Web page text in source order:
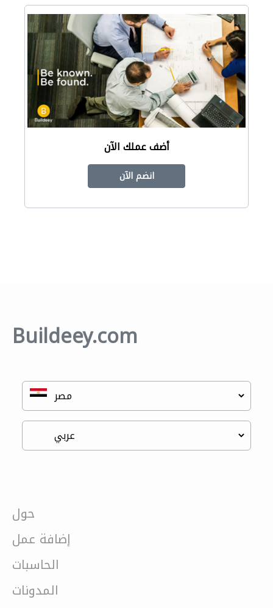
أضف عملك الآن
انضم الآن
Buildeey.com
حول
إضافة عمل
الحاسبات
المدونات